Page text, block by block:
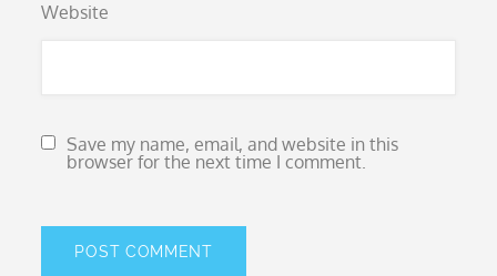
Website
Save my name, email, and website in this
browser for the next time I comment.